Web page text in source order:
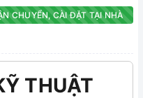
CHUYỂN, CÀI ĐẶT TẠI NHÀ
THUẬT